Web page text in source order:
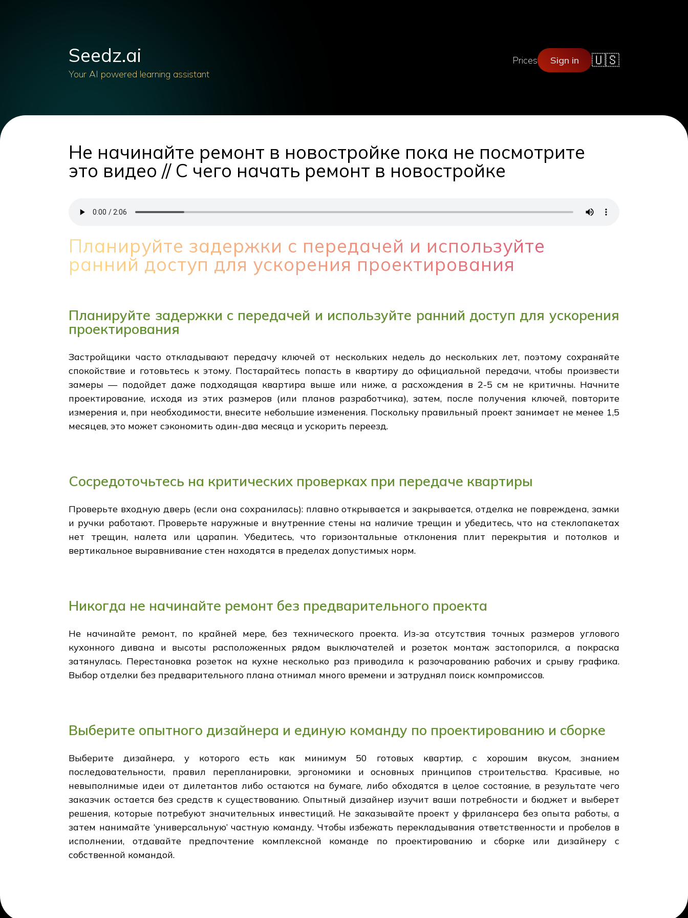
Seedz.ai
Your AI powered learning assistant
Prices Sign in 🇺🇸
Не начинайте ремонт в новостройке пока не посмотрите
это видео // С чего начать ремонт в новостройке
Планируйте задержки с передачей и используйте
ранний доступ для ускорения проектирования
Планируйте задержки с передачей и используйте ранний доступ для ускорения
проектирования
Застройщики часто откладывают передачу ключей от нескольких недель до нескольких лет, поэтому сохраняйте
спокойствие и готовьтесь к этому. Постарайтесь попасть в квартиру до официальной передачи, чтобы произвести
замеры — подойдет даже подходящая квартира выше или ниже, а расхождения в 2-5 см не критичны. Начните
проектирование, исходя из этих размеров (или планов разработчика), затем, после получения ключей, повторите
измерения и, при необходимости, внесите небольшие изменения. Поскольку правильный проект занимает не менее 1,5
месяцев, это может сэкономить один-два месяца и ускорить переезд.
Сосредоточьтесь на критических проверках при передаче квартиры
Проверьте входную дверь (если она сохранилась): плавно открывается и закрывается, отделка не повреждена, замки
и ручки работают. Проверьте наружные и внутренние стены на наличие трещин и убедитесь, что на стеклопакетах
нет трещин, налета или царапин. Убедитесь, что горизонтальные отклонения плит перекрытия и потолков и
вертикальное выравнивание стен находятся в пределах допустимых норм.
Никогда не начинайте ремонт без предварительного проекта
Не начинайте ремонт, по крайней мере, без технического проекта. Из-за отсутствия точных размеров углового
кухонного дивана и высоты расположенных рядом выключателей и розеток монтаж застопорился, а покраска
затянулась. Перестановка розеток на кухне несколько раз приводила к разочарованию рабочих и срыву графика.
Выбор отделки без предварительного плана отнимал много времени и затруднял поиск компромиссов.
Выберите опытного дизайнера и единую команду по проектированию и сборке
Выберите дизайнера, у которого есть как минимум 50 готовых квартир, с хорошим вкусом, знанием
последовательности, правил перепланировки, эргономики и основных принципов строительства. Красивые, но
невыполнимые идеи от дилетантов либо остаются на бумаге, либо обходятся в целое состояние, в результате чего
заказчик остается без средств к существованию. Опытный дизайнер изучит ваши потребности и бюджет и выберет
решения, которые потребуют значительных инвестиций. Не заказывайте проект у фрилансера без опыта работы, а
затем нанимайте ‘универсальную’ частную команду. Чтобы избежать перекладывания ответственности и пробелов в
исполнении, отдавайте предпочтение комплексной команде по проектированию и сборке или дизайнеру с
собственной командой.